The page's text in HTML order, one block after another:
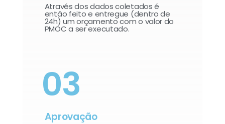
Através dos dados coletados é
então feito e entregue (dentro de
24h) um orçamento com o valor do
PMOC a ser executado.
03
Aprovação